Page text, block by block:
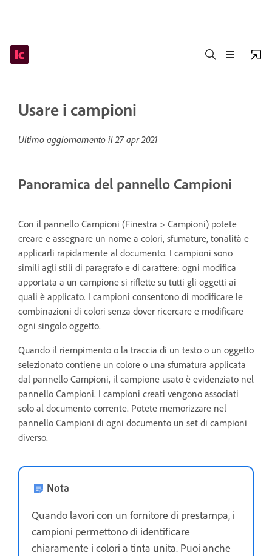
Usare i campioni
Ultimo aggiornamento il27 apr 2021
Panoramica del pannello Campioni
Con il pannello Campioni (Finestra > Campioni) potete
creare e assegnare un nome a colori, sfumature, tonalità e
applicarli rapidamente al documento. I campioni sono
simili agli stili di paragrafo e di carattere: ogni modifica
apportata a un campione si riflette su tutti gli oggetti ai
quali è applicato. I campioni consentono di modificare le
combinazioni di colori senza dover ricercare e modificare
ogni singolo oggetto.
Quando il riempimento o la traccia di un testo o un oggetto
selezionato contiene un colore o una sfumatura applicata
dal pannello Campioni, il campione usato è evidenziato nel
pannello Campioni. I campioni creati vengono associati
solo al documento corrente. Potete memorizzare nel
pannello Campioni di ogni documento un set di campioni
diverso.
Nota
Quando lavori con un fornitore di prestampa, i
campioni permettono di identificare
chiaramente i colori a tinta unita. Puoi anche